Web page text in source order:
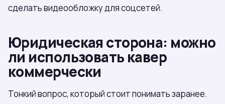
сделать видеообложку для соцсетей.
Юридическая сторона: можно
ли использовать кавер
коммерчески
Тонкий вопрос, который стоит понимать заранее.